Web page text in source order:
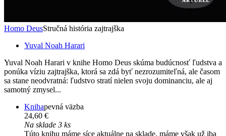
Homo DeusStručná história zajtrajška
Yuval Noah Harari
Yuval Noah Harari v knihe Homo Deus skúma budúcnosť ľudstva a
ponúka víziu zajtrajška, ktorá sa zdá byť nezrozumiteľná, ale časom
sa stane neodvratná: ľudstvo stratí nielen svoju dominanciu, ale aj
samotný zmysel...
Knihapevná väzba
24,60 €
Na sklade 3 ks
Túto knihu máme síce aktuálne na sklade, máme však už iba